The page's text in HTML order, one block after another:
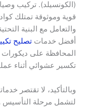
(الكونسيلد). تركيب
قوية وموثوقة تمتلك
والتعامل مع البنية
أفضل خدمات تصليح
المحافظة على
تكسير عشوائي أثناء
وبالتأكيد، لا تقتصر
لتشمل مرحلة التأسيس